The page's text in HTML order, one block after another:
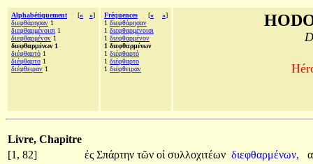
Alphabétiquement [« »]
διεφθάρησαν 1
διεφθαρμένοισι 1
διεφθαρμένον 1
διεφθαρμένων 1
διέφθαρτό 1
διέφθαρτο 1
διέφθειραν 1
Fréquences [« »]
1 διεφθάρησαν
1 διεφθαρμένοισι
1 διεφθαρμένον
1 διεφθαρμένων
1 διέφθαρτό
1 διέφθαρτο
1 διέφθειραν
Livre, Chapitre
[1, 82]
ἐς Σπάρτην τῶν οἱ συλλοχιτέων διεφθαρμένων,